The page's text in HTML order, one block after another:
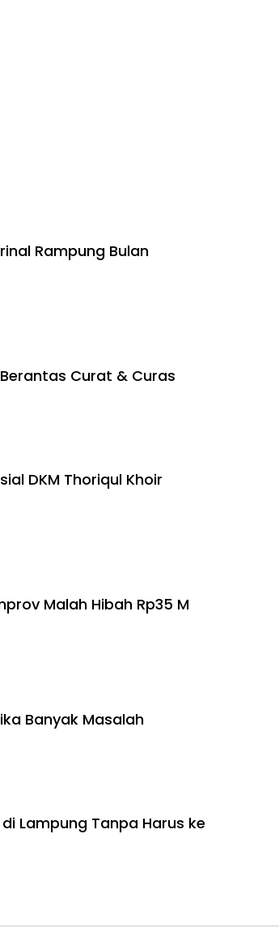
Rampung Bulan
Curat & Curas
DKM Thoriqul Khoir
Malah Hibah Rp35 M
Banyak Masalah
Lampung Tanpa Harus ke